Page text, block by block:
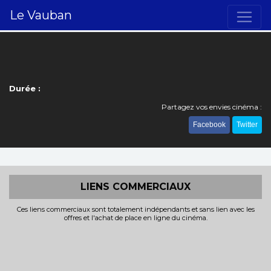
Le Vauban
Durée :
Partagez vos envies cinéma :
Facebook Twitter
LIENS COMMERCIAUX
Ces liens commerciaux sont totalement indépendants et sans lien avec les
offres et l'achat de place en ligne du cinéma.